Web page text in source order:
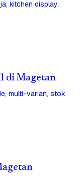
kitchen display,
di Magetan
multi-varian, stok